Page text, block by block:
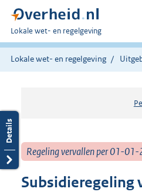
U
bent
hier:
Lokale wet- en regelgeving
Lokale wet- en regelgeving
Regeling vervallen per 01-
Subsidieregeling